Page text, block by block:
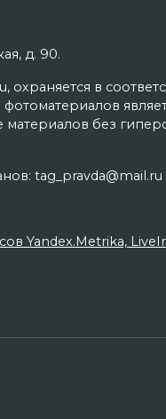
д. 90.
в
материалов без
tag_pravda@mail.ru
Yandex.Metrika,